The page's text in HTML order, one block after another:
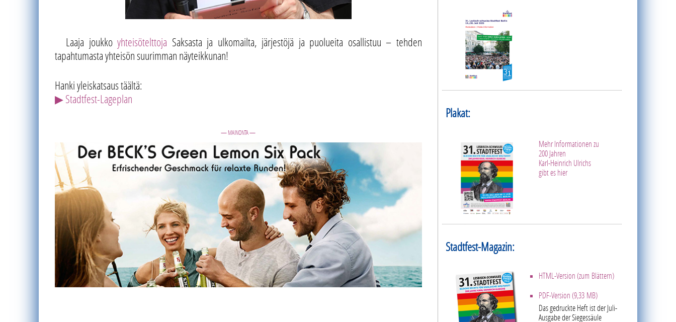
Laaja joukkoyhteisötelttoja Saksasta ja ulkomailta, järjestöjä ja puolueita osallistuu – tehden
tapahtumasta yhteisön suurimman näyteikkunan!
Hanki yleiskatsaus täältä:
▶ Stadtfest-Lageplan
— MAINONTA —
Plakat:
Mehr Informationen zu
200 Jahren
Karl-Heinrich Ulrichs
gibt es hier
Stadtfest-Magazin:
HTML-Version (zum Blättern)
PDF-Version (9,33 MB)
Das gedruckte Heft ist der Juli-
Ausgabe der Siegessäule